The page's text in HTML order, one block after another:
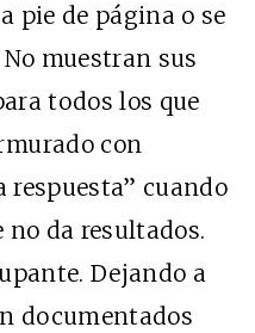
pie de página o se
muestran sus
todos los que
con
cuando
no da resultados.
Dejando a
documentados